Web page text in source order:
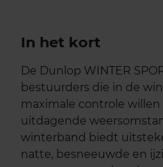
In het kort
De Dunlop WINTER
bestuurders die in de
maximale controle
uitdagende
winterband biedt
natte, besneeuwde en